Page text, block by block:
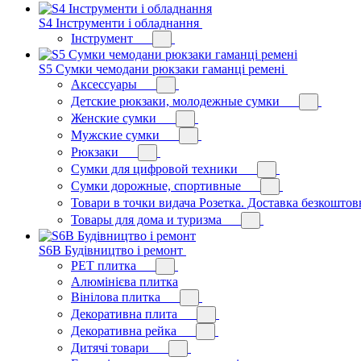
S4 Інструменти і обладнання
Інструмент
S5 Сумки чемодани рюкзаки гаманці ремені
Аксессуары
Детские рюкзаки, молодежные сумки
Женские сумки
Мужские сумки
Рюкзаки
Сумки для цифровой техники
Сумки дорожные, спортивные
Товари в точки видача Розетка. Доставка
Товары для дома и туризма
S6B Будівництво і ремонт
PЕT плитка
Алюмінієва плитка
Вінілова плитка
Декоративна плита
Декоративна рейка
Дитячі товари